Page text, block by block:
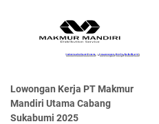
Lowongan Kerja PT Makmur
Mandiri Utama Cabang
Sukabumi 2025